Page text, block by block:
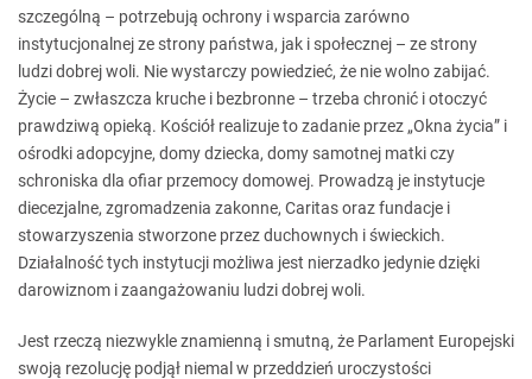
szczególną – potrzebują ochrony i wsparcia zarówno
instytucjonalnej ze strony państwa, jak i społecznej – ze strony
ludzi dobrej woli. Nie wystarczy powiedzieć, że nie wolno zabijać.
Życie – zwłaszcza kruche i bezbronne – trzeba chronić i otoczyć
prawdziwą opieką. Kościół realizuje to zadanie przez „Okna życia” i
ośrodki adopcyjne, domy dziecka, domy samotnej matki czy
schroniska dla ofiar przemocy domowej. Prowadzą je instytucje
diecezjalne, zgromadzenia zakonne, Caritas oraz fundacje i
stowarzyszenia stworzone przez duchownych i świeckich.
Działalność tych instytucji możliwa jest nierzadko jedynie dzięki
darowiznom i zaangażowaniu ludzi dobrej woli.
Jest rzeczą niezwykle znamienną i smutną, że Parlament Europejski
swoją rezolucję podjął niemal w przeddzień uroczystości